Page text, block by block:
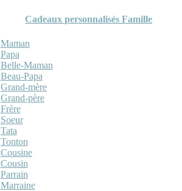
Cadeaux personnalisés Famille
Maman
Papa
Belle-Maman
Beau-Papa
Grand-mère
Grand-père
Frère
Soeur
Tata
Tonton
Cousine
Cousin
Parrain
Marraine